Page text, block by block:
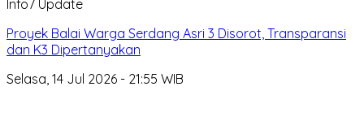
Info7 Update
Proyek Balai Warga Serdang Asri 3 Disorot, Transparansi
dan K3 Dipertanyakan
Selasa, 14 Jul 2026 - 21:55 WIB